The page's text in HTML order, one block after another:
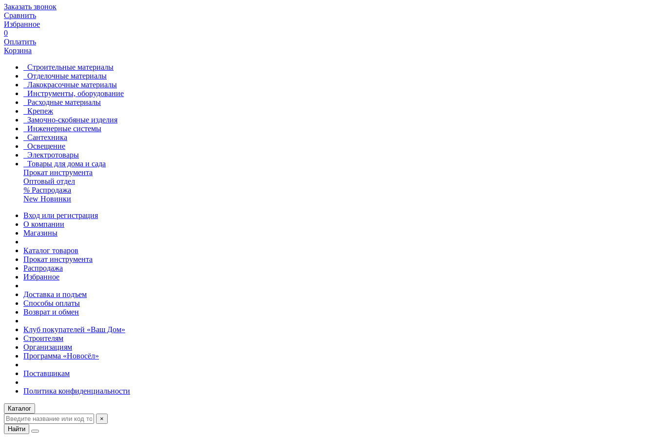
Заказать звонок
Сравнить
Избранное
0
Оплатить
Корзина
Строительные материалы
Отделочные материалы
Лакокрасочные материалы
Инструменты, оборудование
Расходные материалы
Крепеж
Замочно-скобяные изделия
Инженерные системы
Сантехника
Освещение
Электротовары
Товары для дома и сада
Прокат инструмента
Оптовый отдел
% Распродажа
New Новинки
Вход или регистрация
О компании
Магазины
Каталог товаров
Прокат инструмента
Распродажа
Избранное
Доставка и подъем
Способы оплаты
Возврат и обмен
Клуб покупателей «Ваш Дом»
Строителям
Организациям
Программа «Новосёл»
Поставщикам
Политика конфиденциальности
Каталог
×
Найти